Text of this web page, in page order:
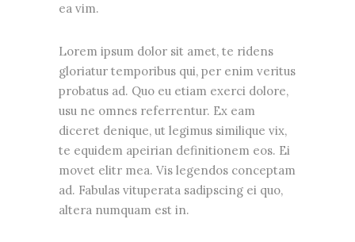
ea vim.
Lorem ipsum dolor sit amet, te ridens
gloriatur temporibus qui, per enim veritus
probatus ad. Quo eu etiam exerci dolore,
usu ne omnes referrentur. Ex eam
diceret denique, ut legimus similique vix,
te equidem apeirian definitionem eos. Ei
movet elitr mea. Vis legendos conceptam
ad. Fabulas vituperata sadipscing ei quo,
altera numquam est in.